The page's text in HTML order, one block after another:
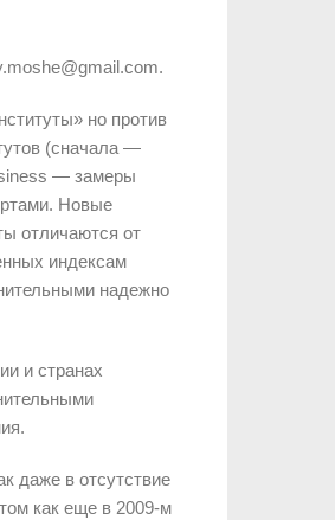
но против
(сначала —
— замеры
Новые
отличаются от
индексам
надежно
и странах
даже в отсутствие
как еще в 2009-м